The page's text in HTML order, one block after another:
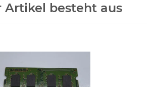
Artikel besteht aus